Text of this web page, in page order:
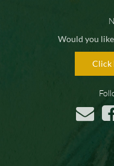
Would you
Click